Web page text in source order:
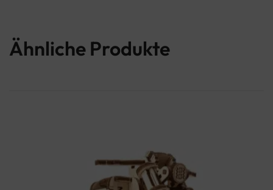
Ähnliche Produkte